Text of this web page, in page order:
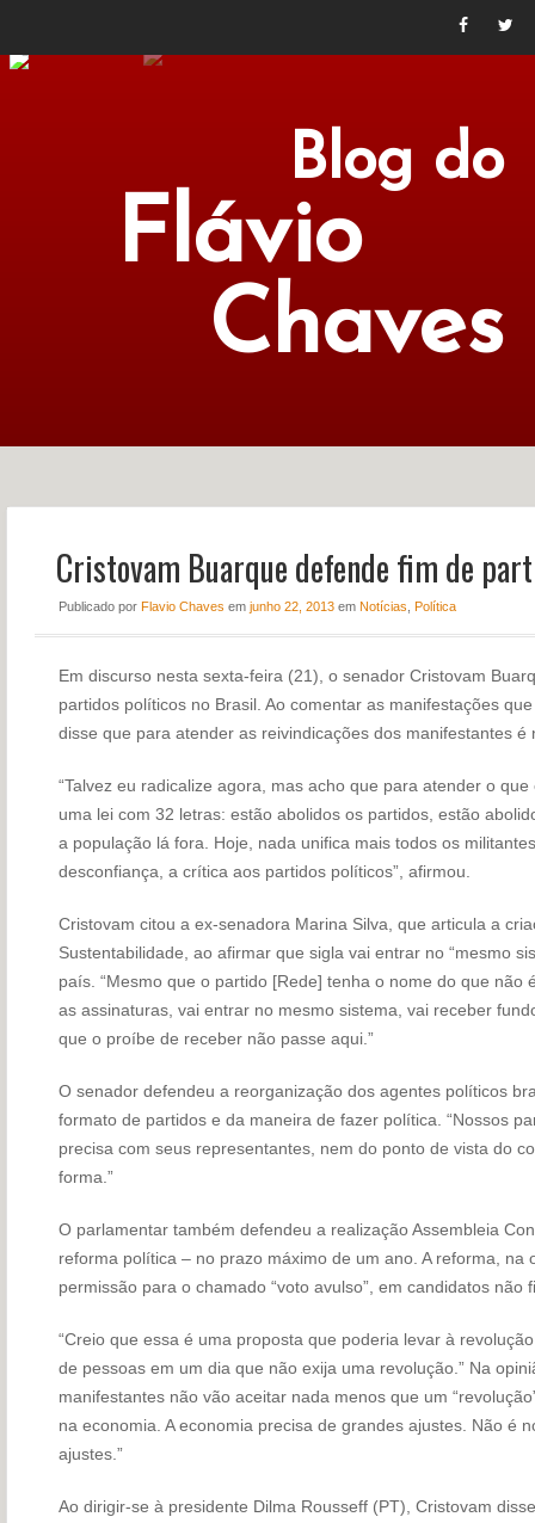
Blog do
Flávio
Chaves
NOTÍCIAS PERFIL
CONTATO
Cristovam Buarque defende fim de
Publicado por Flavio Chaves em junho 22, 2013em Notícias Política
Em discurso nesta sexta-feira (21), o senador Cristovam
partidos políticos no Brasil. Ao comentar as manifestações
disse que para atender as reivindicações dos manifestantes é
“Talvez eu radicalize agora, mas acho que para atender o
uma lei com 32 letras: estão abolidos os partidos, estão
a população lá fora. Hoje, nada unifica mais todos os
desconfiança, a crítica aos partidos políticos”, afirmou.
Cristovam citou a ex-senadora Marina Silva, que articula a
Sustentabilidade, ao afirmar que sigla vai entrar no “mesmo
país. “Mesmo que o partido [Rede] tenha o nome do que não
as assinaturas, vai entrar no mesmo sistema, vai receber
que o proíbe de receber não passe aqui.”
O senador defendeu a reorganização dos agentes políticos
formato de partidos e da maneira de fazer política. “Nossos
precisa com seus representantes, nem do ponto de vista do
forma.”
O parlamentar também defendeu a realização Assembleia
reforma política – no prazo máximo de um ano. A reforma, na
permissão para o chamado “voto avulso”, em candidatos não
“Creio que essa é uma proposta que poderia levar à
de pessoas em um dia que não exija uma revolução.” Na
manifestantes não vão aceitar nada menos que um
na economia. A economia precisa de grandes ajustes. Não é
ajustes.”
Ao dirigir-se à presidente Dilma Rousseff (PT), Cristovam